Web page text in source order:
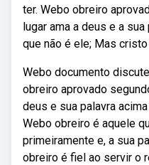
ter. Webo obreiro
lugar ama a deus e a
que não é ele; Mas
Webo documento
obreiro aprovado
deus e sua palavra
Webo obreiro é aquele
primeiramente e, a sua
obreiro é fiel ao servir o